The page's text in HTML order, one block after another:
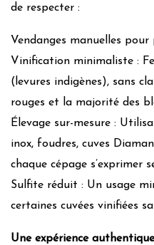
de respecter :
Vendanges manuelles
Vinification minimaliste :
(levures indigènes), sans
rouges et la majorité des
Élevage sur-mesure :
inox, foudres, cuves
chaque cépage s’exprimer
Sulfite réduit : Un usage
certaines cuvées vinifiées
Une expérience authentique